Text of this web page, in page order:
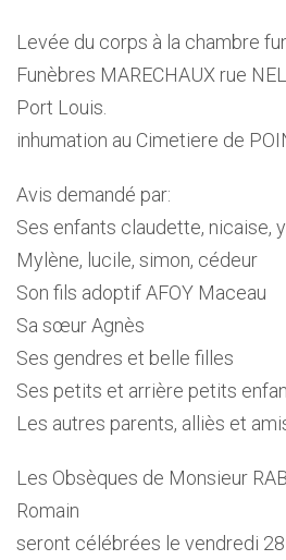
Levée du corps à la chambre
Funèbres MARECHAUX rue
Port Louis.
inhumation au Cimetiere de
Avis demandé par:
Ses enfants claudette, nicaise,
Mylène, lucile, simon, cédeur
Son fils adoptif AFOY Maceau
Sa sœur Agnès
Ses gendres et belle filles
Ses petits et arrière petits
Les autres parents, alliès et
Les Obsèques de Monsieur
Romain
seront célébrées le vendredi